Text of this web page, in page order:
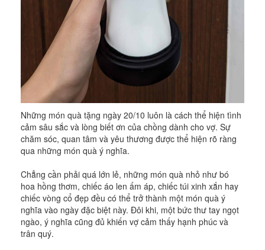
Những món quà tặng ngày 20/10 luôn là cách thể hiện tình
cảm sâu sắc và lòng biết ơn của chồng dành cho vợ. Sự
chăm sóc, quan tâm và yêu thương được thể hiện rõ ràng
qua những món quà ý nghĩa.
Chẳng cần phải quá lớn lẻ, những món quà nhỏ như bó
hoa hồng thơm, chiếc áo len ấm áp, chiếc túi xinh xắn hay
chiếc vòng cổ đẹp đều có thể trở thành một món quà ý
nghĩa vào ngày đặc biệt này. Đôi khi, một bức thư tay ngọt
ngào, ý nghĩa cũng đủ khiến vợ cảm thấy hạnh phúc và
trân quý.